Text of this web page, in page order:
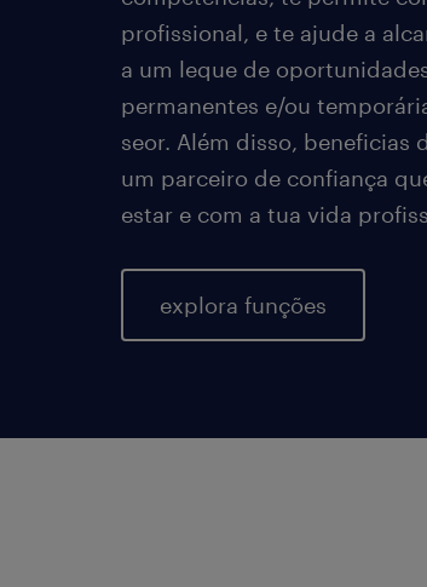
profissional, e te ajude a
a um leque de
permanentes e/ou
seor. Além disso, beneficias
um parceiro de confiança
estar e com a tua vida
explora funções